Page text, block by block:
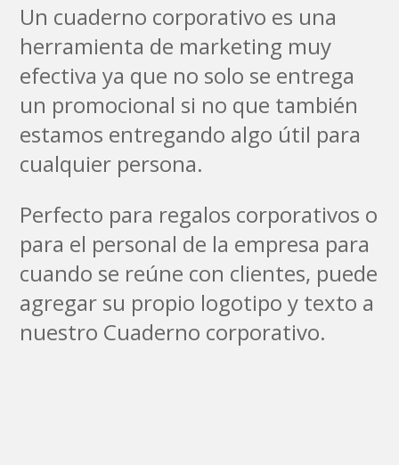
Un cuaderno corporativo es una
herramienta de marketing muy
efectiva ya que no solo se entrega
un promocional si no que también
estamos entregando algo útil para
cualquier persona.
Perfecto para regalos corporativos o
para el personal de la empresa para
cuando se reúne con clientes, puede
agregar su propio logotipo y texto a
nuestro Cuaderno corporativo.